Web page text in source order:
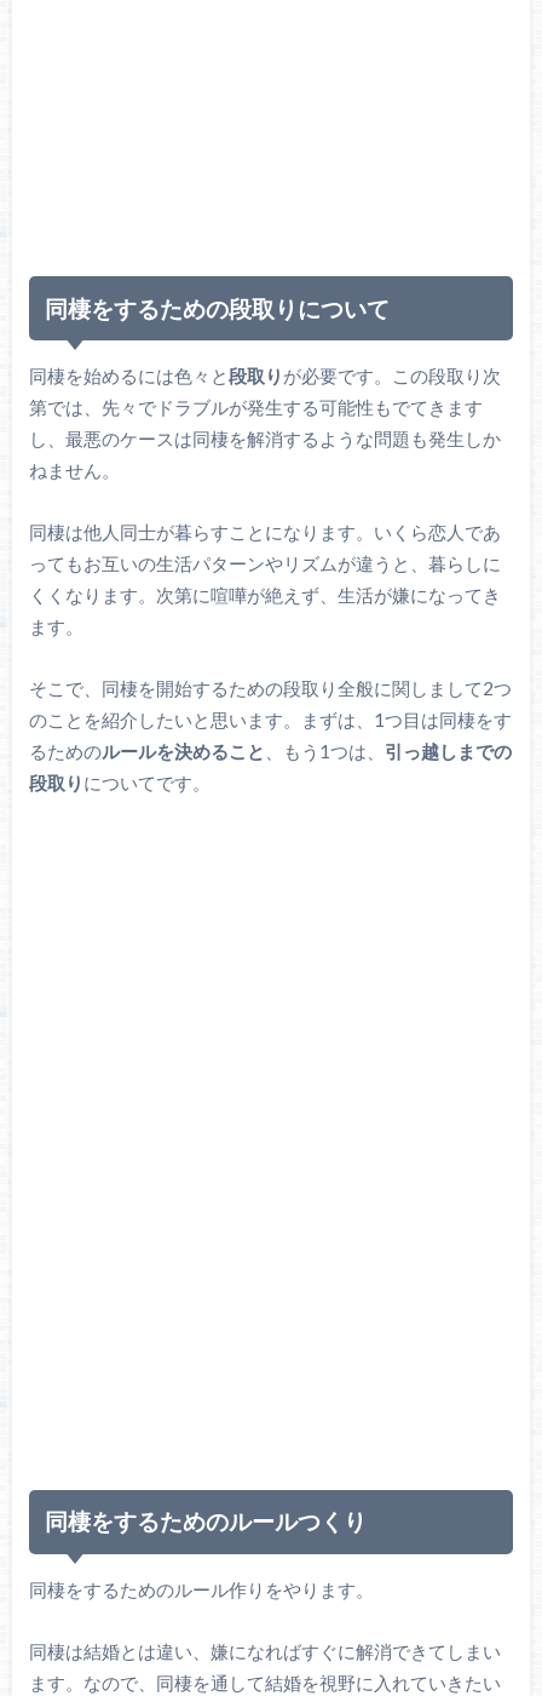
同棲をするための段取りについて
同棲を始めるには色々と段取り が必要です。この段取り次
第では、先々でドラブルが発生する可能性もでてきます
し、最悪のケースは同棲を解消するような問題も発生しか
ねません。
同棲は他人同士が暮らすことになります。いくら恋人であ
ってもお互いの生活パターンやリズムが違うと、暮らしに
くくなります。次第に喧嘩が絶えず、生活が嫌になってき
ます。
そこで、同棲を開始するための段取り全般に関しまして2つ
のことを紹介したいと思います。まずは、1つ目は同棲をす
るためのルールを決めること 、もう1つは、 引っ越しまでの
段取り についてです。
同棲をするためのルールつくり
同棲をするためのルール作りをやります。
同棲は結婚とは違い、嫌になればすぐに解消できてしまい
ます。なので、同棲を通して結婚を視野に入れていきたい